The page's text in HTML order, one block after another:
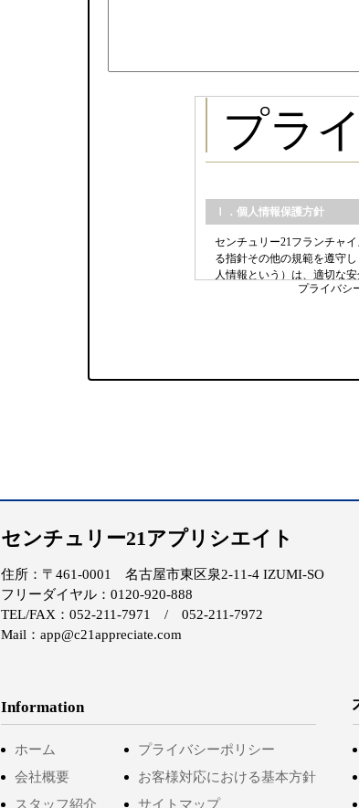
プライバシ
Information
ホーム
会社概要
スタッフ紹介
プライバシーポリシー
お客様対応における基本方針
サイトマップ
センチュリー21アプリシエイト
住所：〒461-0001 名古屋市東区泉2-11-4 IZUMI-SO
フリーダイヤル：0120-920-888
TEL/FAX：052-211-7971 / 052-211-7972
Mail：app@c21appreciate.com